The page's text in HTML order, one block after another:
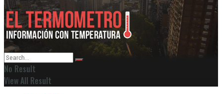
No Result
View All Result